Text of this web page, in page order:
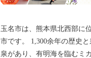
玉名市は、熊本県北西部に
市です。 1,300余年の歴史と泉質の優秀さを誇る玉名温
泉があり、有明海を臨むミ